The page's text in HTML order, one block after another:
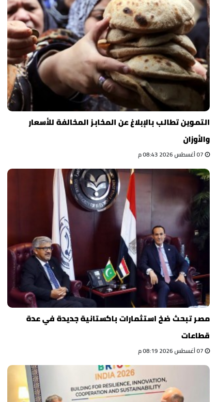
التموين تطالب بالإبلاغ عن المخابز المخالفة للأسعار
والأوزان
مصر تبحث ضخ استثمارات باكستانية جديدة في عدة
قطاعات